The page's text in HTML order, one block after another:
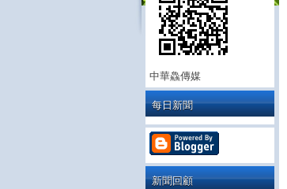
中華鱻傳媒
每日新聞
新聞回顧